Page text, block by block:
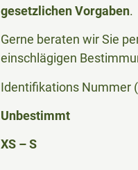
gesetzlichen Vorgaben.
Gerne beraten wir Sie
einschlägigen
Identifikations Nummer
Unbestimmt
XS – S